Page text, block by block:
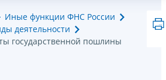
Иные функции ФНС России
деятельности
государственной пошлины